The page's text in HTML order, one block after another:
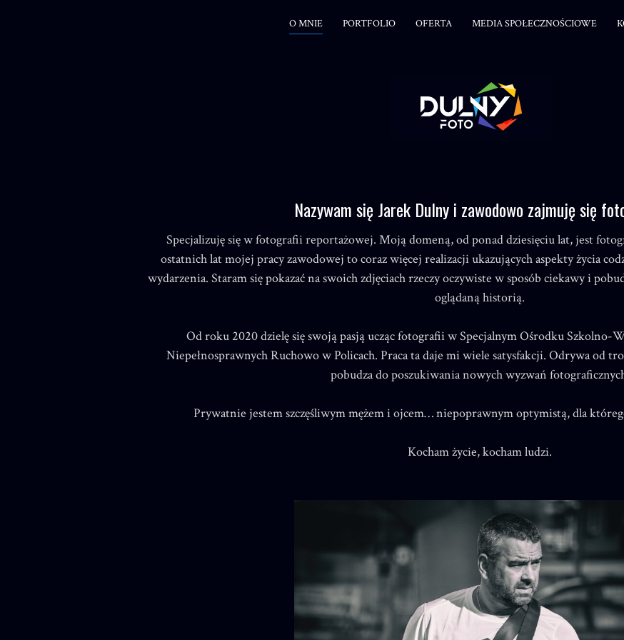
O MNIE PORTFOLIO OFERTA MEDIA SPOŁECZNOŚCIOWE
Nazywam się Jarek Dulny i zawodowo zajmuję się
Specjalizuję się w fotografii reportażowej. Moją domeną, od ponad dziesięciu lat, jest
ostatnich lat mojej pracy zawodowej to coraz więcej realizacji ukazujących aspekty życia
wydarzenia. Staram się pokazać na swoich zdjęciach rzeczy oczywiste w sposób ciekawy i
oglądaną historią.
Od roku 2020 dzielę się swoją pasją ucząc fotografii w Specjalnym Ośrodku Szkolno-
Niepełnosprawnych Ruchowo w Policach. Praca ta daje mi wiele satysfakcji. Odrywa od
pobudza do poszukiwania nowych wyzwań
Prywatnie jestem szczęśliwym mężem i ojcem… niepoprawnym optymistą, dla
Kocham życie, kocham ludzi.